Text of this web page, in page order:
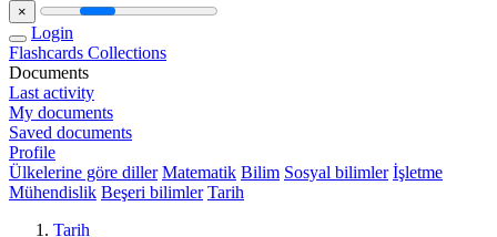
×
Login
Flashcards Collections
Documents
Last activity
My documents
Saved documents
Profile
Ülkelerine göre diller Matematik Bilim Sosyal bilimler İşletme
Mühendislik Beşeri bilimler Tarih
Tarih